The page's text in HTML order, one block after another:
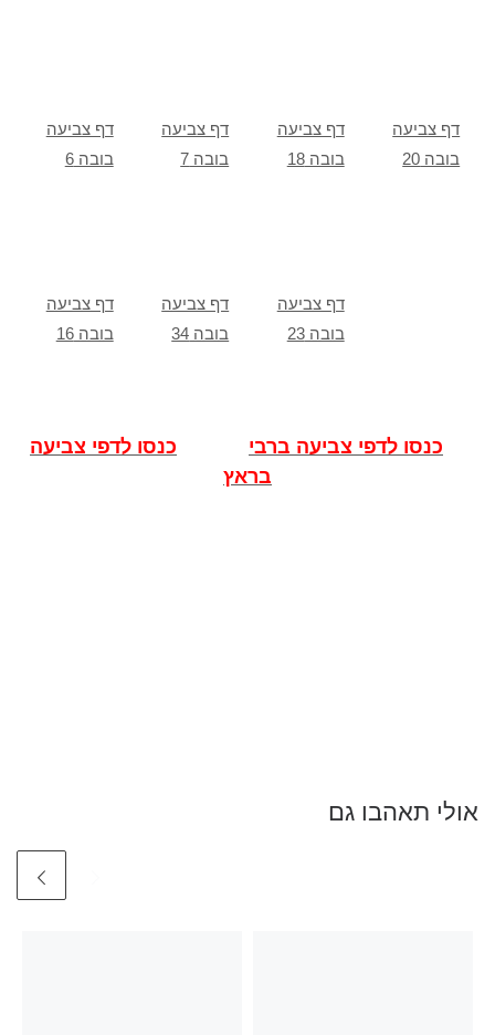
דף צביעה
בובה 6
דף צביעה
בובה 7
דף צביעה
בובה 18
דף צביעה
בובה 20
דף צביעה
בובה 16
דף צביעה
בובה 34
דף צביעה
בובה 23
כנסו לדפי צביעה ברבי
כנסו לדפי צביעה
בראץ
אולי תאהבו גם